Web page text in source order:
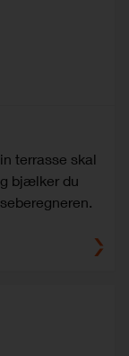
terrasse skal
bjælker du